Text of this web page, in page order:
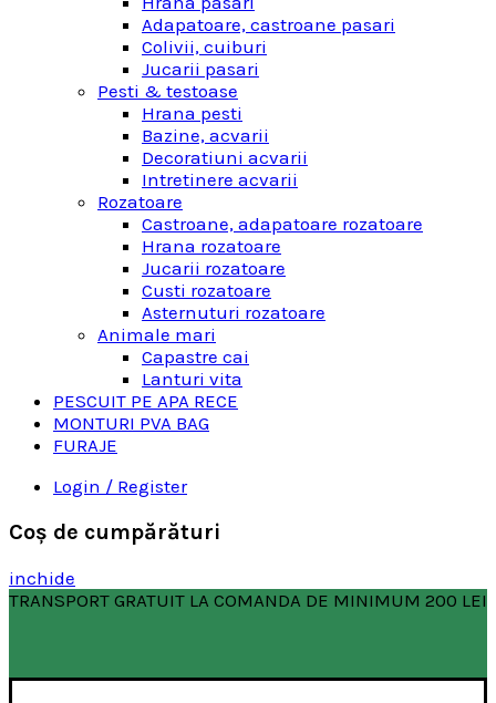
Adapatoare, castroane pasari
Colivii, cuiburi
Jucarii pasari
Pesti & testoase
Hrana pesti
Bazine, acvarii
Decoratiuni acvarii
Intretinere acvarii
Rozatoare
Castroane, adapatoare rozatoare
Hrana rozatoare
Jucarii rozatoare
Custi rozatoare
Asternuturi rozatoare
Animale mari
Capastre cai
Lanturi vita
PESCUIT PE APA RECE
MONTURI PVA BAG
FURAJE
Login / Register
Coş de cumpărături
inchide
TRANSPORT GRATUIT LA COMANDA DE MINIMUM 200 LEI